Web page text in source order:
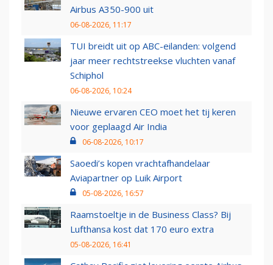
Airbus A350-900 uit
06-08-2026, 11:17
TUI breidt uit op ABC-eilanden: volgend
jaar meer rechtstreekse vluchten vanaf
Schiphol
06-08-2026, 10:24
Nieuwe ervaren CEO moet het tij keren
voor geplaagd Air India
06-08-2026, 10:17
Saoedi’s kopen vrachtafhandelaar
Aviapartner op Luik Airport
05-08-2026, 16:57
Raamstoeltje in de Business Class? Bij
Lufthansa kost dat 170 euro extra
05-08-2026, 16:41